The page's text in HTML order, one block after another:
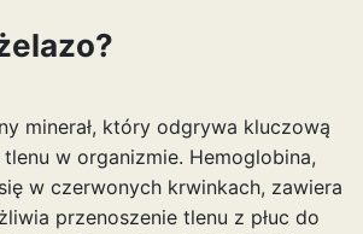
minerał, który odgrywa kluczową
w organizmie. Hemoglobina,
w czerwonych krwinkach, zawiera
przenoszenie tlenu z płuc do